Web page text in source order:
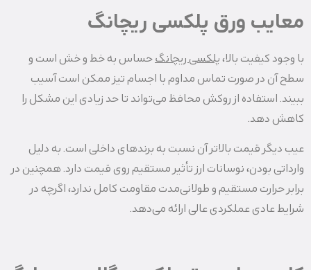
معایب ورق پلکسی ریچانگ
با وجود کیفیت بالا،پلکسی ریچانگحساس به خط و خش است و
سطح آن در صورت تماس مداوم با اجسام تیز ممکن است آسیب
ببیند. استفاده از روکش محافظ می‌تواند تا حد زیادی این مشکل را
کاهش دهد.
عیب دیگر قیمت بالاتر آن نسبت به برندهای داخلی است. به دلیل
وارداتی بودن، نوسانات ارز تأثیر مستقیم روی قیمت دارد. همچنین در
برابر حرارت مستقیم و طولانی‌مدت مقاومت کامل ندارد، اگرچه در
شرایط عادی عملکردی عالی ارائه می‌دهد.